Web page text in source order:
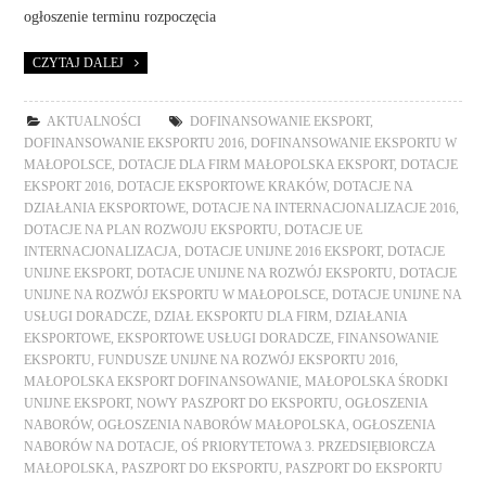
ogłoszenie terminu rozpoczęcia
CZYTAJ DALEJ
AKTUALNOŚCI DOFINANSOWANIE EKSPORT,
DOFINANSOWANIE EKSPORTU 2016
DOFINANSOWANIE EKSPORTU W
MAŁOPOLSCE
DOTACJE DLA FIRM MAŁOPOLSKA EKSPORT,
DOTACJE
EKSPORT 2016
DOTACJE EKSPORTOWE KRAKÓW,
DOTACJE NA
DZIAŁANIA EKSPORTOWE
DOTACJE NA INTERNACJONALIZACJE 2016
DOTACJE NA PLAN ROZWOJU EKSPORTU
DOTACJE UE
INTERNACJONALIZACJA
DOTACJE UNIJNE 2016 EKSPORT,
DOTACJE
UNIJNE EKSPORT, DOTACJE UNIJNE NA ROZWÓJ EKSPORTU
DOTACJE
UNIJNE NA ROZWÓJ EKSPORTU W MAŁOPOLSCE
DOTACJE UNIJNE NA
USŁUGI DORADCZE
DZIAŁ EKSPORTU DLA FIRM
DZIAŁANIA
EKSPORTOWE
EKSPORTOWE USŁUGI DORADCZE
FINANSOWANIE
EKSPORTU
FUNDUSZE UNIJNE NA ROZWÓJ EKSPORTU 2016
MAŁOPOLSKA EKSPORT DOFINANSOWANIE
MAŁOPOLSKA ŚRODKI
UNIJNE EKSPORT, NOWY PASZPORT DO EKSPORTU ,OGŁOSZENIA
NABORÓW,OGŁOSZENIA NABORÓW MAŁOPOLSKA ,OGŁOSZENIA
NABORÓW NA DOTACJE ,OŚ PRIORYTETOWA 3. PRZEDSIĘBIORCZA
MAŁOPOLSKA
PASZPORT DO EKSPORTU
PASZPORT DO EKSPORTU